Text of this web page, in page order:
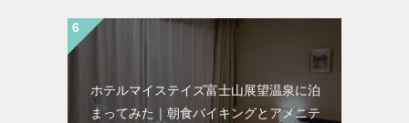
ホテルマイステイズ富士山展望温泉に泊
まってみた｜朝食バイキングとアメニテ